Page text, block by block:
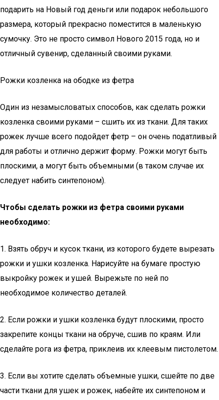
подарить на Новый год деньги или подарок небольшого
размера, который прекрасно поместится в маленькую
сумочку. Это не просто символ Нового 2015 года, но и
отличный сувенир, сделанный своими руками.
Рожки козленка на ободке из фетра
Один из незамысловатых способов, как сделать рожки
козленка своими руками – сшить их из ткани. Для таких
рожек лучше всего подойдет фетр – он очень податливый
для работы и отлично держит форму. Рожки могут быть
плоскими, а могут быть объемными (в таком случае их
следует набить синтепоном).
Чтобы сделать рожки из фетра своими руками
необходимо:
1. Взять обруч и кусок ткани, из которого будете вырезать
рожки и ушки козленка. Нарисуйте на бумаге простую
выкройку рожек и ушей. Вырежьте по ней по
необходимое количество деталей.
2. Если рожки и ушки козленка будут плоскими, просто
закрепите концы ткани на обруче, сшив по краям. Или
сделайте рога из фетра, приклеив их клеевым пистолетом.
3. Если вы хотите сделать объемные ушки, сшейте по две
части ткани для ушек и рожек, набейте их синтепоном и